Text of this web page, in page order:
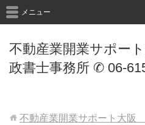
不動産業開業サポー
政書士事務所 ✆ 06-
メニュー
不動産業開業サポート大阪